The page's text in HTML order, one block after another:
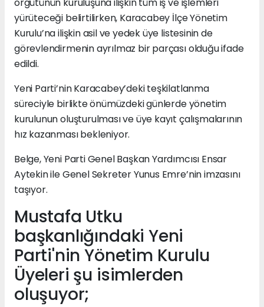
örgütünün kuruluşuna ilişkin tüm iş ve işlemleri
yürüteceği belirtilirken, Karacabey İlçe Yönetim
Kurulu’na ilişkin asil ve yedek üye listesinin de
görevlendirmenin ayrılmaz bir parçası olduğu ifade
edildi.
Yeni Parti’nin Karacabey’deki teşkilatlanma
süreciyle birlikte önümüzdeki günlerde yönetim
kurulunun oluşturulması ve üye kayıt çalışmalarının
hız kazanması bekleniyor.
Belge, Yeni Parti Genel Başkan Yardımcısı Ensar
Aytekin ile Genel Sekreter Yunus Emre’nin imzasını
taşıyor.
Mustafa Utku
başkanlığındaki Yeni
Parti'nin Yönetim Kurulu
Üyeleri şu isimlerden
oluşuyor;